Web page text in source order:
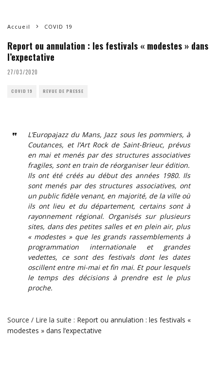
Accueil COVID 19
Report ou annulation : les festivals « modestes » dans
l’expectative
27/03/2020
COVID 19 REVUE DE PRESSE
L’Europajazz du Mans, Jazz sous les pommiers, à
Coutances, et l’Art Rock de Saint-Brieuc, prévus
en mai et menés par des structures associatives
fragiles, sont en train de réorganiser leur édition.
Ils ont été créés au début des années 1980. Ils
sont menés par des structures associatives, ont
un public fidèle venant, en majorité, de la ville où
ils ont lieu et du département, certains sont à
rayonnement régional. Organisés sur plusieurs
sites, dans des petites salles et en plein air, plus
« modestes » que les grands rassemblements à
programmation internationale et grandes
vedettes, ce sont des festivals dont les dates
oscillent entre mi-mai et fin mai. Et pour lesquels
le temps des décisions à prendre est le plus
proche.
Source / Lire la suite : Report ou annulation : les festivals «
modestes » dans l’expectative